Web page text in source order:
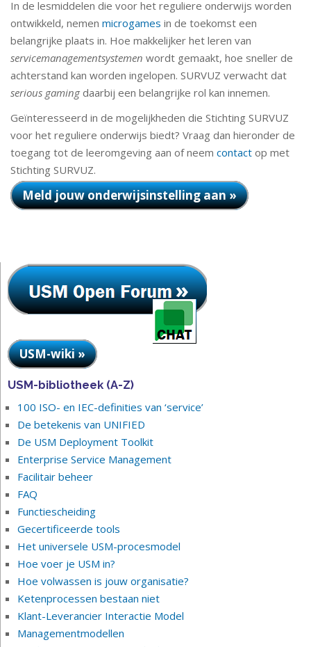
In de lesmiddelen die voor het reguliere onderwijs worden
ontwikkeld, nemen microgames in de toekomst een
belangrijke plaats in. Hoe makkelijker het leren van
servicemanagementsystemen wordt gemaakt, hoe sneller de
achterstand kan worden ingelopen. SURVUZ verwacht dat
serious gamingdaarbij een belangrijke rol kan innemen.
Geïnteresseerd in de mogelijkheden die Stichting SURVUZ
voor het reguliere onderwijs biedt? Vraag dan hieronder de
toegang tot de leeromgeving aan of neem contact op met
Stichting SURVUZ.
Meld jouw onderwijsinstelling aan »
USM-wiki »
USM-bibliotheek (A-Z)
100 ISO- en IEC-definities van ‘service’
De betekenis van UNIFIED
De USM Deployment Toolkit
Enterprise Service Management
Facilitair beheer
FAQ
Functiescheiding
Gecertificeerde tools
Het universele USM-procesmodel
Hoe voer je USM in?
Hoe volwassen is jouw organisatie?
Ketenprocessen bestaan niet
Klant-Leverancier Interactie Model
Managementmodellen